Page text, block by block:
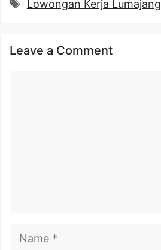
Lowongan Kerja Lumajang
Leave a Comment